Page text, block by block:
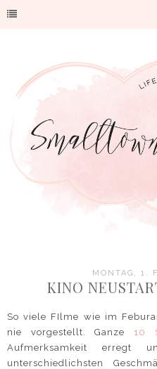
MONTAG, 1.
KINO
So viele FIlme wie im
nie vorgestellt. Ganze 10
Aufmerksamkeit erregt
unterschiedlichsten